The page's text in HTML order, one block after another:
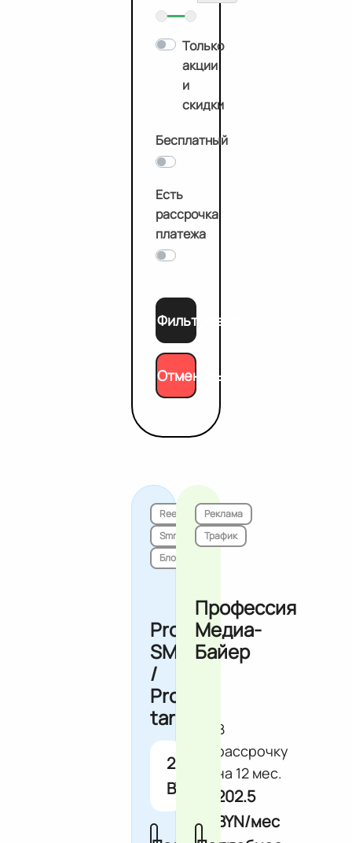
Только
акции
и
скидки
Бесплатный
Есть
рассрочка
платежа
Фильтровать
Отменить
Reels
Smm
Блоггинг
Pro
SMM
/
Pro
target
2430.0
BYN
В
рассрочку
на 12 мес.
202.5
BYN/мес
Реклама
Трафик
Профессия
Медиа-
Байер